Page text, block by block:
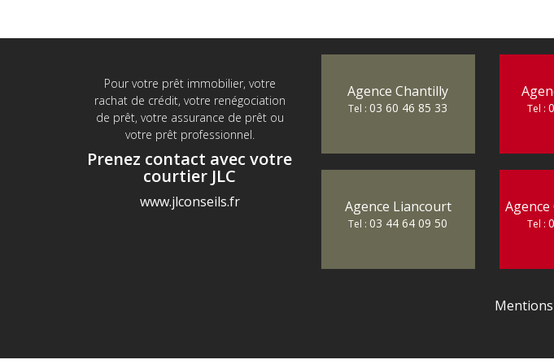
Pour votre prêt immobilier, votre
rachat de crédit, votre renégociation
de prêt, votre assurance de prêt ou
votre prêt professionnel.
Prenez contact avec votre
courtier JLC
www.jlconseils.fr
Agence Chantilly
Tel :03 60 46 85 33 Tel :
Agence Liancourt
Tel :03 44 64 09 50
Agence
Tel :